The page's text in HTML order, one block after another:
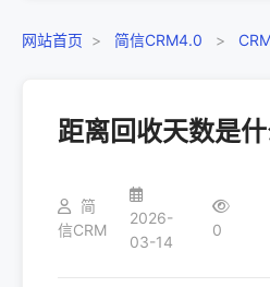
网站首页 > 简信CRM4.0 >
距离回收天数是什
简
信CRM
2026-
03-14
0